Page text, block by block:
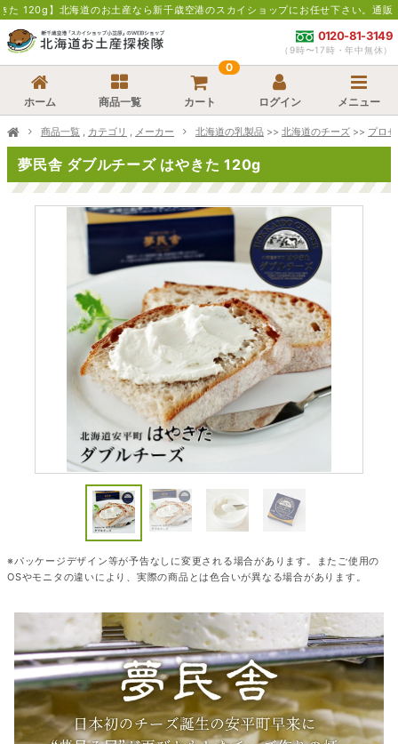
歳空港のスカイショップにお任せ下さい。通販・お取寄せでお土産の買い忘れ
0120-81-3149
（9時〜17時・年中無休）
ホーム 商品一覧 カート
0
ログイン メニュー
商品一覧 , カテゴリ , メーカー 北海道の乳製品 >> 北海道のチーズ >> プロ
夢民舎 ダブルチーズ はやきた 120g
※パッケージデザイン等が予告なしに変更される場合があります。またご使用の
OSやモニタの違いにより、実際の商品とは色合いが異なる場合があります。